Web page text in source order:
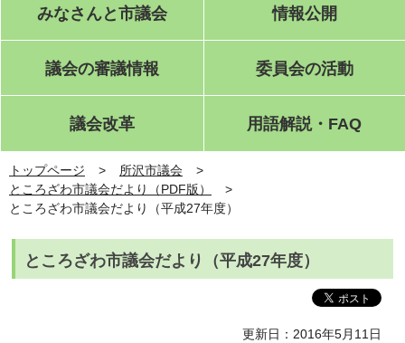
みなさんと市議会 情報公開
議会の審議情報 委員会の活動
議会改革 用語解説・FAQ
トップページ
所沢市議会
ところざわ市議会だより（PDF版）
ところざわ市議会だより（平成27年度）
ところざわ市議会だより（平成27年度）
更新日：2016年5月11日